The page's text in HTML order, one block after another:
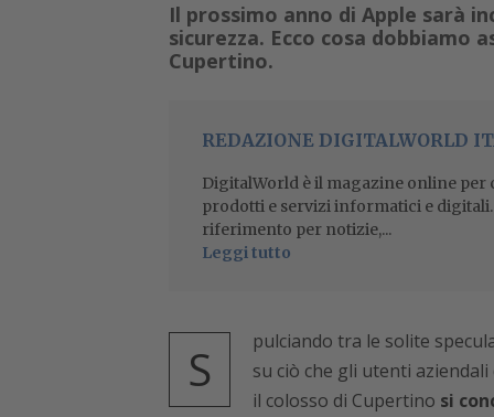
Il prossimo anno di Apple sarà
sicurezza. Ecco cosa dobbiamo
Cupertino.
REDAZIONE DIGITALWORLD
DigitalWorld è il magazine online per
prodotti e servizi informatici e
riferimento per notizie,...
Leggi tutto
S
pulciando tra le solite
su ciò che gli utenti aziendali
il colosso di Cupertino si